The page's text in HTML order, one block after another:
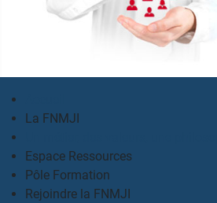
La FNMJI
Espace Ressources
Pôle Formation
Rejoindre la FNMJI